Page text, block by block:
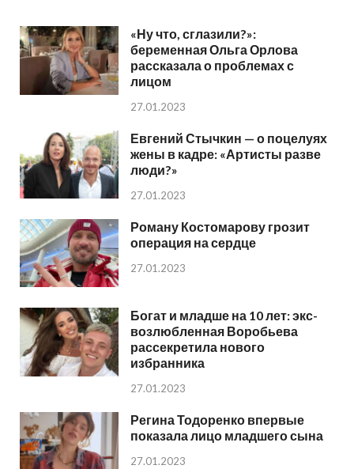
«Ну что, сглазили?»:
беременная Ольга Орлова
рассказала о проблемах с
лицом
27.01.2023
Евгений Стычкин — о поцелуях
жены в кадре: «Артисты разве
люди?»
27.01.2023
Роману Костомарову грозит
операция на сердце
27.01.2023
Богат и младше на 10 лет: экс-
возлюбленная Воробьева
рассекретила нового
избранника
27.01.2023
Регина Тодоренко впервые
показала лицо младшего сына
27.01.2023